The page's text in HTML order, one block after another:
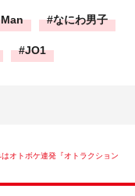
なにわ男子
JO1
オトボケ連発『オトラクション